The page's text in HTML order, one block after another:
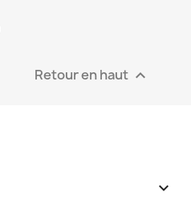
Retour en haut 
keyboard_arrow_down